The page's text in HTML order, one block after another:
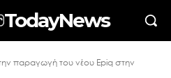
TodayNews
παραγωγή του νέου Epiq στην